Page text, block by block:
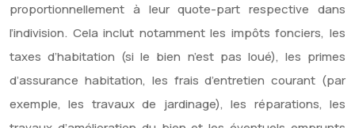
proportionnellement à leur quote-part respective dans
l’indivision. Cela inclut notamment les impôts fonciers, les
taxes d’habitation (si le bien n’est pas loué), les primes
d’assurance habitation, les frais d’entretien courant (par
exemple, les travaux de jardinage), les réparations, les